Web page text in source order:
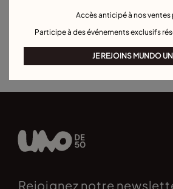
Bracelet manchette Bracelet maille forçat
Bracelets pour hommes Bracelet Pierre
Bracelets de personnalisation Best sellers
Rejoignez notre
Accès anticipé à nos ventes
Participe à des événements exclusifs
JE REJOINS MUNDO